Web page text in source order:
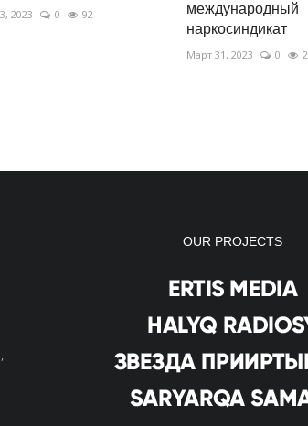
2023 0 92
международный
наркосиндикат
Март 31, 2023 0
OUR PROJECTS